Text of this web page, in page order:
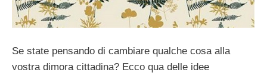
Se state pensando di cambiare qualche cosa alla
vostra dimora cittadina? Ecco qua delle idee